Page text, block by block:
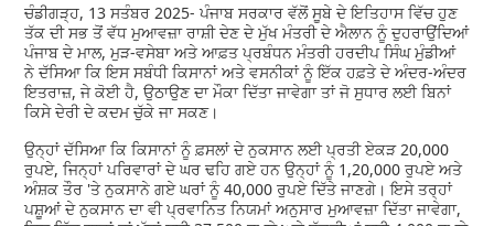
ਚੰਡੀਗੜ੍ਹ, 13 ਸਤੰਬਰ 2025- ਪੰਜਾਬ ਸਰਕਾਰ ਵੱਲੋਂ ਸੂਬੇ ਦੇ ਇਤਿਹਾਸ ਵਿੱਚ ਹੁਣ
ਤੱਕ ਦੀ ਸਭ ਤੋਂ ਵੱਧ ਮੁਆਵਜ਼ਾ ਰਾਸ਼ੀ ਦੇਣ ਦੇ ਮੁੱਖ ਮੰਤਰੀ ਦੇ ਐਲਾਨ ਨੂੰ ਦੁਹਰਾਉਂਦਿਆਂ
ਪੰਜਾਬ ਦੇ ਮਾਲ, ਮੁੜ-ਵਸੇਬਾ ਅਤੇ ਆਫ਼ਤ ਪ੍ਰਬੰਧਨ ਮੰਤਰੀ ਹਰਦੀਪ ਸਿੰਘ ਮੁੰਡੀਆਂ
ਨੇ ਦੱਸਿਆ ਕਿ ਇਸ ਸਬੰਧੀ ਕਿਸਾਨਾਂ ਅਤੇ ਵਸਨੀਕਾਂ ਨੂੰ ਇੱਕ ਹਫ਼ਤੇ ਦੇ ਅੰਦਰ-ਅੰਦਰ
ਇਤਰਾਜ਼, ਜੇ ਕੋਈ ਹੈ, ਉਠਾਉਣ ਦਾ ਮੌਕਾ ਦਿੱਤਾ ਜਾਵੇਗਾ ਤਾਂ ਜੋ ਸੁਧਾਰ ਲਈ ਬਿਨਾਂ
ਕਿਸੇ ਦੇਰੀ ਦੇ ਕਦਮ ਚੁੱਕੇ ਜਾ ਸਕਣ।
ਉਨ੍ਹਾਂ ਦੱਸਿਆ ਕਿ ਕਿਸਾਨਾਂ ਨੂੰ ਫ਼ਸਲਾਂ ਦੇ ਨੁਕਸਾਨ ਲਈ ਪ੍ਰਤੀ ਏਕੜ 20,000
ਰੁਪਏ, ਜਿਨ੍ਹਾਂ ਪਰਿਵਾਰਾਂ ਦੇ ਘਰ ਢਹਿ ਗਏ ਹਨ ਉਨ੍ਹਾਂ ਨੂੰ 1,20,000 ਰੁਪਏ ਅਤੇ
ਅੰਸ਼ਕ ਤੌਰ 'ਤੇ ਨੁਕਸਾਨੇ ਗਏ ਘਰਾਂ ਨੂੰ 40,000 ਰੁਪਏ ਦਿੱਤੇ ਜਾਣਗੇ। ਇਸੇ ਤਰ੍ਹਾਂ
ਪਸ਼ੂਆਂ ਦੇ ਨੁਕਸਾਨ ਦਾ ਵੀ ਪ੍ਰਵਾਨਿਤ ਨਿਯਮਾਂ ਅਨੁਸਾਰ ਮੁਆਵਜ਼ਾ ਦਿੱਤਾ ਜਾਵੇਗਾ,